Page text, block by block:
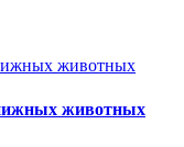
животных